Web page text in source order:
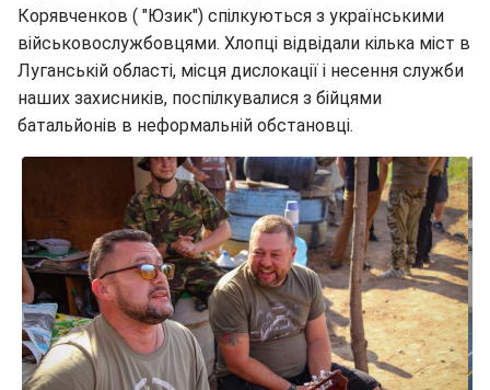
Корявченков ( "Юзик") спілкуються з українськими
військовослужбовцями. Хлопці відвідали кілька міст в
Луганській області, місця дислокації і несення служби
наших захисників, поспілкувалися з бійцями
батальйонів в неформальній обстановці.